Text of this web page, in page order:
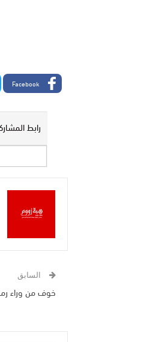
Facebook
رابط
السابق
خوف من وراء